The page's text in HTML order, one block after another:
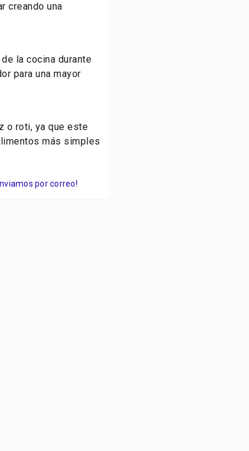
creando una
la cocina durante
para una mayor
o roti, ya que este
más simples
por correo!